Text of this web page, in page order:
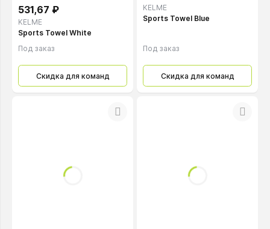
KELME
531,67 ₽
Sports Towel White
Под заказ
Скидка для команд
KELME
Sports Towel Blue
Под заказ
Скидка для команд